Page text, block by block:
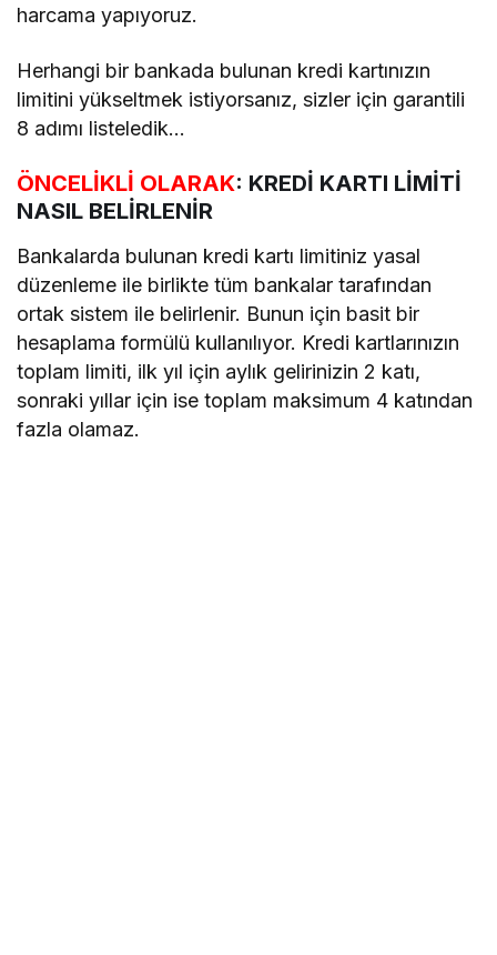
harcama yapıyoruz.
Herhangi bir bankada bulunan kredi kartınızın
limitini yükseltmek istiyorsanız, sizler için garantili
8 adımı listeledik…
ÖNCELİKLİ OLARAK: KREDİ KARTI LİMİTİ
NASIL BELİRLENİR
Bankalarda bulunan kredi kartı limitiniz yasal
düzenleme ile birlikte tüm bankalar tarafından
ortak sistem ile belirlenir. Bunun için basit bir
hesaplama formülü kullanılıyor. Kredi kartlarınızın
toplam limiti, ilk yıl için aylık gelirinizin 2 katı,
sonraki yıllar için ise toplam maksimum 4 katından
fazla olamaz.